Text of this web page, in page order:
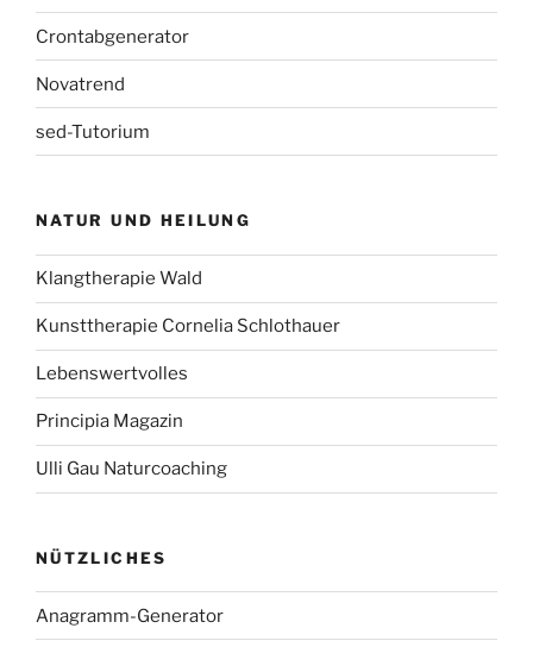
Crontabgenerator
Novatrend
sed-Tutorium
NATUR UND HEILUNG
Klangtherapie Wald
Kunsttherapie Cornelia Schlothauer
Lebenswertvolles
Principia Magazin
Ulli Gau Naturcoaching
NÜTZLICHES
Anagramm-Generator